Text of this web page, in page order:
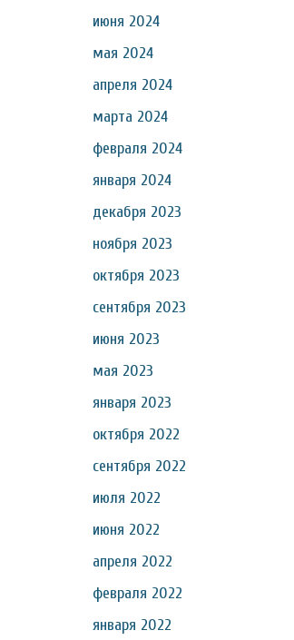
июня 2024
мая 2024
апреля 2024
марта 2024
февраля 2024
января 2024
декабря 2023
ноября 2023
октября 2023
сентября 2023
июня 2023
мая 2023
января 2023
октября 2022
сентября 2022
июля 2022
июня 2022
апреля 2022
февраля 2022
января 2022